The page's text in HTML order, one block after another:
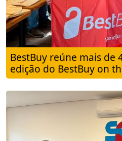
BestBuy reúne mais de
edição do BestBuy on